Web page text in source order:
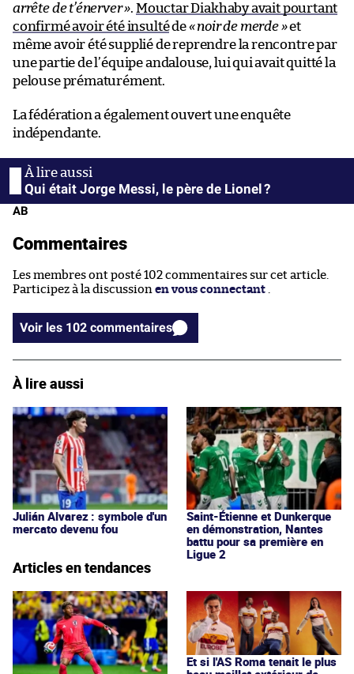
arrête de t’énerver ». Mouctar Diakhaby avait pourtant
confirmé avoir été insultéde« noir de merde »et
même avoir été supplié de reprendre la rencontre par
une partie de l’équipe andalouse, lui qui avait quitté la
pelouse prématurément.
La fédération a également ouvert une enquête
indépendante.
Qui était Jorge Messi, le père de Lionel ?
AB
Commentaires
Les membres ont posté 102 commentaires sur cet article.
Participez à la discussion en vous connectant
Voir les 102 commentaires
À lire aussi
Julián Alvarez : symbole d'un
mercato devenu fou
Saint-Étienne et Dunkerque
en démonstration, Nantes
battu pour sa première en
Ligue 2
Articles en tendances
Et si l'AS Roma tenait le plus